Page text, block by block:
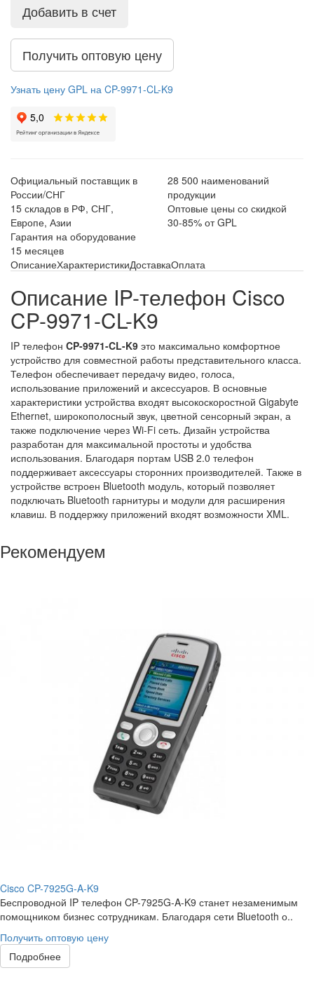
Добавить в счет
Получить оптовую цену
Узнать цену GPL на CP-9971-CL-K9
Официальный поставщик в
России/СНГ
28 500 наименований
продукции
15 складов в РФ, СНГ,
Европе, Азии
Оптовые цены со скидкой
30-85% от GPL
Гарантия на оборудование
15 месяцев
ОписаниеХарактеристикиДоставкаОплата
Описание IP-телефон Cisco
CP-9971-CL-K9
IP телефон CP-9971-CL-K9 это максимально комфортное
устройство для совместной работы представительного класса.
Телефон обеспечивает передачу видео, голоса,
использование приложений и аксессуаров. В основные
характеристики устройства входят высокоскоростной Gigabyte
Ethernet, широкополосный звук, цветной сенсорный экран, а
также подключение через Wi-Fi сеть. Дизайн устройства
разработан для максимальной простоты и удобства
использования. Благодаря портам USB 2.0 телефон
поддерживает аксессуары сторонних производителей. Также в
устройстве встроен Bluetooth модуль, который позволяет
подключать Bluetooth гарнитуры и модули для расширения
клавиш. В поддержку приложений входят возможности XML.
Рекомендуем
Cisco CP-7925G-A-K9
Беспроводной IP телефон CP-7925G-A-K9 станет незаменимым
помощником бизнес сотрудникам. Благодаря сети Bluetooth о..
Получить оптовую цену
Подробнее